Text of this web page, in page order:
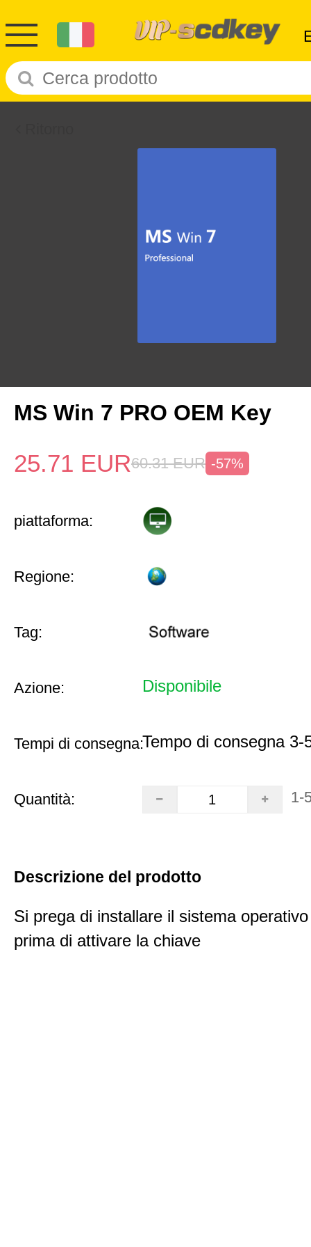
MS Win 7 PRO OEM Key
25.71 EUR60.31 EUR -57%
piattaforma:
Regione:
Tag:
Azione: Disponibile
Tempi di consegna:Tempo di consegna 3-
Quantità: 1-
Descrizione del prodotto
Si prega di installare il sistema
prima di attivare la chiave